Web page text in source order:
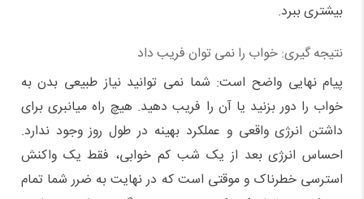
بیشتری ببرد.
نتیجه گیری: خواب را نمی توان فریب داد
پیام نهایی واضح است: شما نمی توانید نیاز طبیعی بدن به
خواب را دور بزنید یا آن را فریب دهید. هیچ راه میانبری برای
داشتن انرژی واقعی و عملکرد بهینه در طول روز وجود ندارد.
احساس انرژی بعد از یک شب کم خوابی، فقط یک واکنش
استرسی خطرناک و موقتی است که در نهایت به ضرر شما تمام